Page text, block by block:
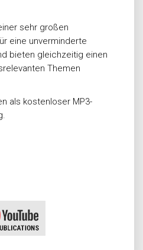
sehr großen
eine unverminderte
bieten gleichzeitig einen
Themen
als kostenloser MP3-